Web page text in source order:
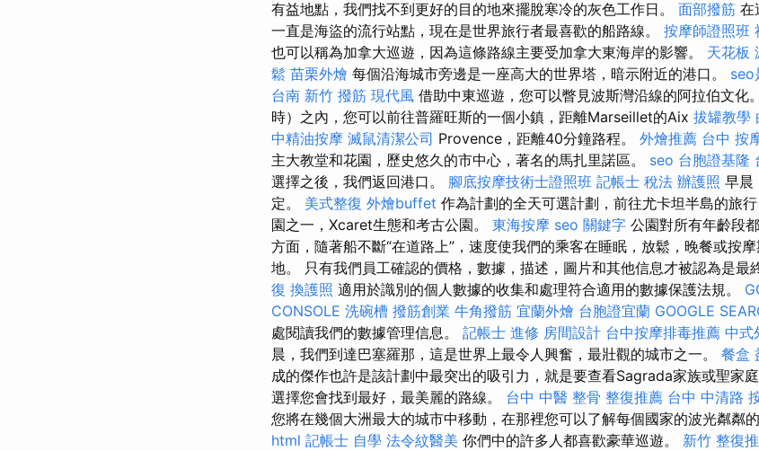
有益地點，我們找不到更好的目的地來擺脫寒冷的灰色工作日。 面部撥筋 在
一直是海盜的流行站點，現在是世界旅行者最喜歡的船路線。 按摩師證照班
也可以稱為加拿大巡遊，因為這條路線主要受加拿大東海岸的影響。 天花板
鬆 苗栗外燴 每個沿海城市旁邊是一座高大的世界塔，暗示附近的港口。 seo
台南 新竹 撥筋 現代風 借助中東巡遊，您可以瞥見波斯灣沿線的阿拉伯文化
時）之內，您可以前往普羅旺斯的一個小鎮，距離Marseillet的Aix 拔罐教學
中精油按摩 滅鼠清潔公司 Provence，距離40分鐘路程。 外燴推薦 台中 按
主大教堂和花園，歷史悠久的市中心，著名的馬扎里諾區。 seo 台胞證基隆
選擇之後，我們返回港口。 腳底按摩技術士證照班 記帳士 稅法 辦護照 早晨
定。 美式整復 外燴buffet 作為計劃的全天可選計劃，前往尤卡坦半島的旅
園之一，Xcaret生態和考古公園。 東海按摩 seo 關鍵字 公園對所有年齡段
方面，隨著船不斷“在道路上”，速度使我們的乘客在睡眠，放鬆，晚餐或按
地。 只有我們員工確認的價格，數據，描述，圖片和其他信息才被認為是最
復 換護照 適用於識別的個人數據的收集和處理符合適用的數據保護法規。
CONSOLE 洗碗槽 撥筋創業 牛角撥筋 宜蘭外燴 台胞證宜蘭 GOOGLE
處閱讀我們的數據管理信息。 記帳士 進修 房間設計 台中按摩排毒推薦 中式
晨，我們到達巴塞羅那，這是世界上最令人興奮，最壯觀的城市之一。 餐盒
成的傑作也許是該計劃中最突出的吸引力，就是要查看Sagrada家族或聖家
選擇您會找到最好，最美麗的路線。 台中 中醫 整骨 整復推薦 台中 中清路
您將在幾個大洲最大的城市中移動，在那裡您可以了解每個國家的波光粼粼
html 記帳士 自學 法令紋醫美 你們中的許多人都喜歡豪華巡遊。 新竹 整復